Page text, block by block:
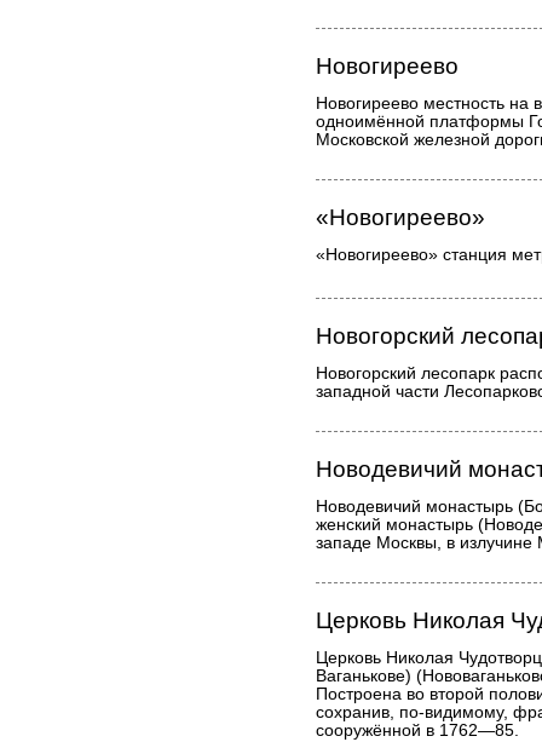
Новогиреево
Новогиреево местность на
одноимённой платформы
Московской железной
«Новогиреево»
«Новогиреево» станция
Новогорский
Новогорский лесопарк
западной части
Новодевичий
Новодевичий монастырь
женский монастырь
западе Москвы, в излучине
Церковь Николая
Церковь Николая
Ваганькове)
Построена во второй
сохранив, по-видимому,
сооружённой в 1762—85.